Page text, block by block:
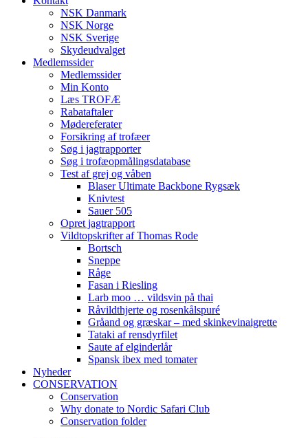
NSK Danmark
NSK Norge
NSK Sverige
Skydeudvalget
Medlemssider
Medlemssider
Min Konto
Læs TROFÆ
Rabataftaler
Mødereferater
Forsikring af trofæer
Søg i jagtrapporter
Søg i trofæopmålingsdatabase
Test af grej og våben
Blaser Ultimate Backbone Rygsæk
Knivtest
Sauer 505
Opret jagtrapport
Vildtopskrifter af Thomas Rode
Bortsch
Sneppe
Råge
Fasan i Riesling
Larb moo … vildsvin på thai
Råvildthjerte og rosenkålspuré
Gråand og græskar – med skinkevinaigrette
Tataki af rensdyrfilet
Saute af elginderlår
Spansk ibex med tomater
Nyheder
CONSERVATION
Conservation
Why donate to Nordic Safari Club
Conservation folder